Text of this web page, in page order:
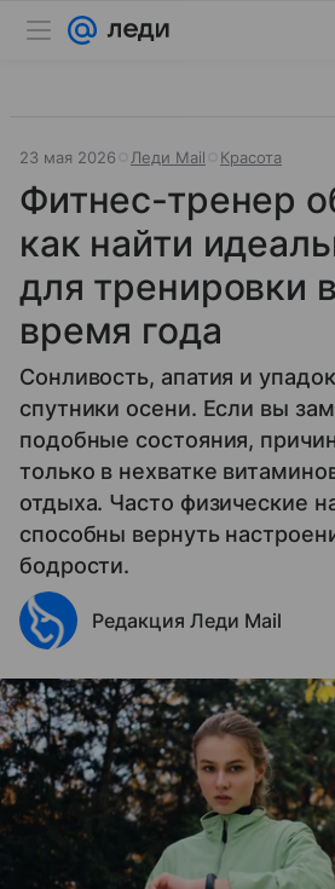
23 мая 2026 Леди Mail Красота
Фитнес-тренер
как найти
для тренировки
время года
Сонливость, апатия и
спутники осени. Если вы
подобные состояния,
только в нехватке
отдыха. Часто физические
способны вернуть
бодрости.
Редакция Леди Mail